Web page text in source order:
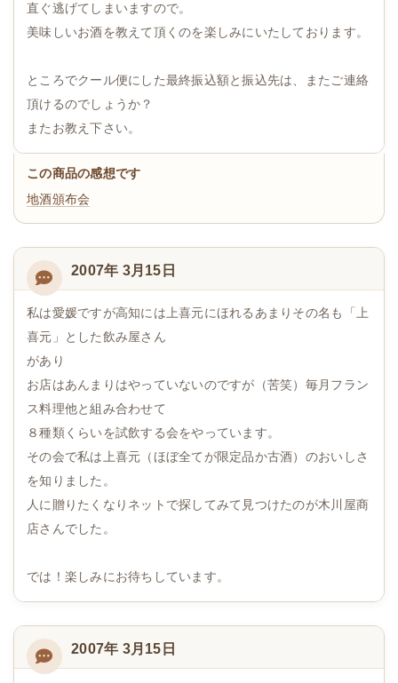
直ぐ逃げてしまいますので。
美味しいお酒を教えて頂くのを楽しみにいたしております。
ところでクール便にした最終振込額と振込先は、またご連絡
頂けるのでしょうか？
またお教え下さい。
この商品の感想です
地酒頒布会
2007年 3月15日
私は愛媛ですが高知には上喜元にほれるあまりその名も「上
喜元」とした飲み屋さん
があり
お店はあんまりはやっていないのですが（苦笑）毎月フラン
ス料理他と組み合わせて
８種類くらいを試飲する会をやっています。
その会で私は上喜元（ほぼ全てが限定品か古酒）のおいしさ
を知りました。
人に贈りたくなりネットで探してみて見つけたのが木川屋商
店さんでした。
では！楽しみにお待ちしています。
2007年 3月15日